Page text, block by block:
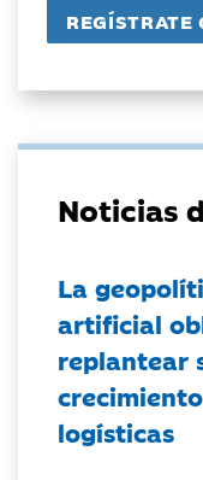
Noticias
La
artificial
replantear
logísticas